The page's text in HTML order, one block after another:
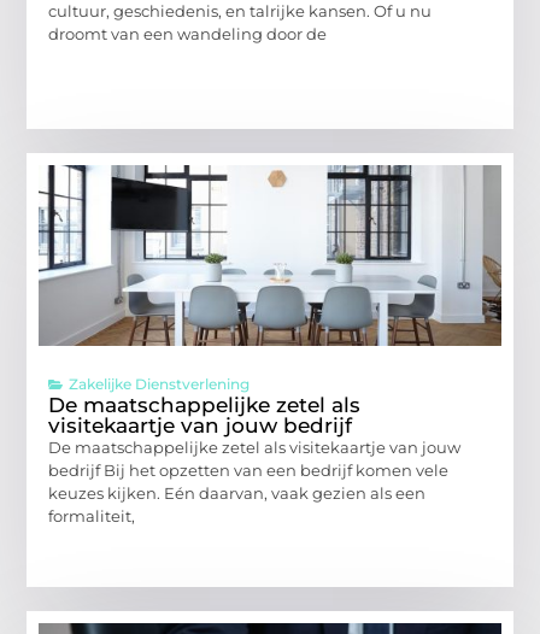
cultuur, geschiedenis, en talrijke kansen. Of u nu
droomt van een wandeling door de
Zakelijke Dienstverlening
De maatschappelijke zetel als
visitekaartje van jouw bedrijf
De maatschappelijke zetel als visitekaartje van jouw
bedrijf Bij het opzetten van een bedrijf komen vele
keuzes kijken. Eén daarvan, vaak gezien als een
formaliteit,